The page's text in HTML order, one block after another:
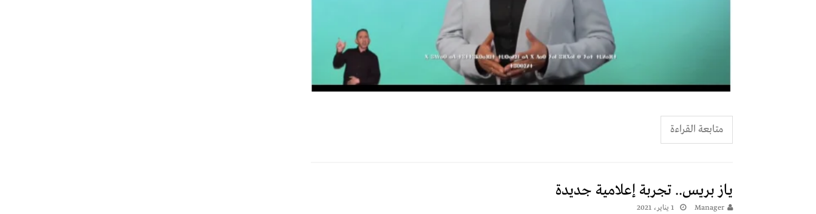
متابعة القراءة
يـاز بريس.. تجربة إعلامية جديدة
Manager 1 يناير، 2021